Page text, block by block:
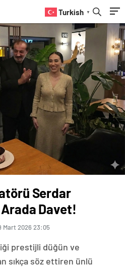
Turkish ▼
Serdar
Arada Davet!
Mart 2026 23:05
prestijli düğün ve
sıkça söz ettiren ünlü